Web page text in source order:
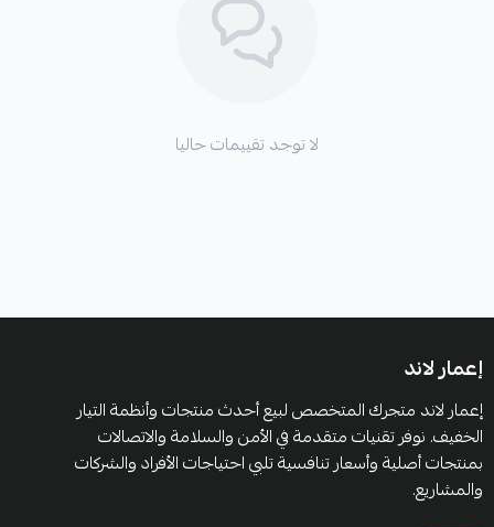
اطلب المنتج
لا توجد تقييمات حاليا
إعمار لاند
إعمار لاند متجرك المتخصص لبيع أحدث منتجات وأنظمة التيار
الخفيف. نوفر تقنيات متقدمة في الأمن والسلامة والاتصالات
بمنتجات أصلية وأسعار تنافسية تلبي احتياجات الأفراد والشركات
والمشاريع.